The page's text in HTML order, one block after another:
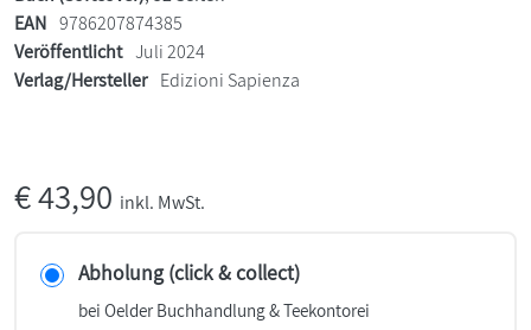
EAN 9786207874385
Veröffentlicht Juli 2024
Verlag/Hersteller Edizioni Sapienza
€43,90 inkl. MwSt.
Abholung (click & collect)
bei Oelder Buchhandlung & Teekontorei